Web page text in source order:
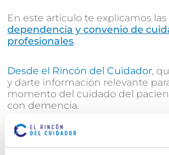
En este artículo te explicamos las
dependencia y convenio de
profesionales.
Desde el Rincón del Cuidador,
y darte información relevante
momento del cuidado del
con demencia.
Nuestra intención es facilitarte
te permita mejorar el cuidado de